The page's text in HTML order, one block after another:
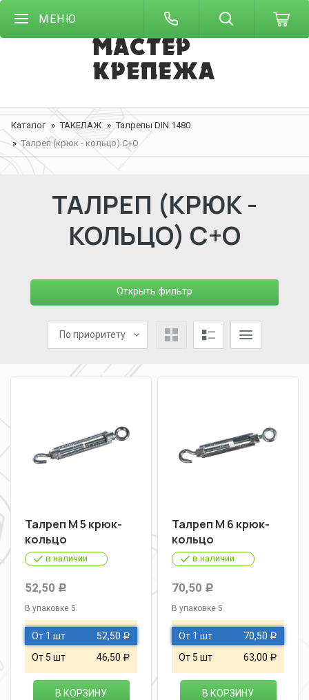
МЕНЮ
Каталог ТАКЕЛАЖ
Талрепы DIN 1480
Талреп (крюк - кольцо) С+О
ТАЛРЕП (КРЮК -
КОЛЬЦО) С+О
Открыть фильтр
По приоритету
Талреп М 5 крюк-
кольцо
в наличии
52,50 Р
В упаковке 5
От 1 шт 52,50 Р
От 5 шт 46,50 Р
В КОРЗИНУ
Талреп М 6 крюк-
кольцо
в наличии
70,50 Р
В упаковке 5
От 1 шт 70,50 Р
От 5 шт 63,00 Р
В КОРЗИНУ